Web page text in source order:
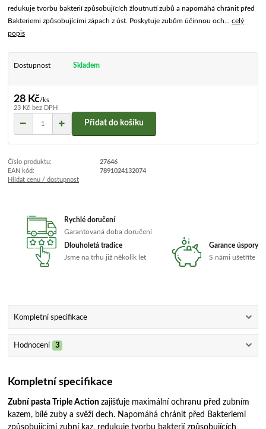
redukuje tvorbu bakterií způsobujících žloutnutí zubů a napomáhá chránit před
Bakteriemi způsobujícími zápach z úst. Poskytuje zubům účinnou och...celý
popis
Dostupnost Skladem
28 Kč/ks
23 Kč bez DPH
Přidat do košíku
Číslo produktu:
27646
EAN kód:
7891024132074
Hlídat cenu / dostupnost
Rychlé doručení
Garantovaná doba doručení
Dlouholetá tradice
Jsme na trhu již několik let
Garance úspory
S námi ušetříte
Kompletní specifikace
Hodnocení 3
Kompletní specifikace
Zubní pasta Triple Actionzajišťuje maximální ochranu před zubním
kazem, bílé zuby a svěží dech. Napomáhá chránit před Bakteriemi
způsobujícími zubní kaz, redukuje tvorbu bakterií způsobujících